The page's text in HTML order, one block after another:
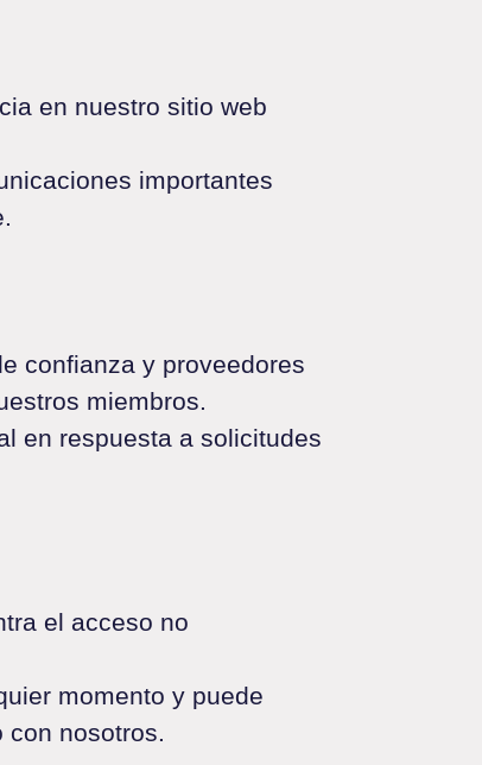
en nuestro sitio web
importantes
confianza y proveedores
miembros.
en respuesta a solicitudes
el acceso no
momento y puede
con nosotros.